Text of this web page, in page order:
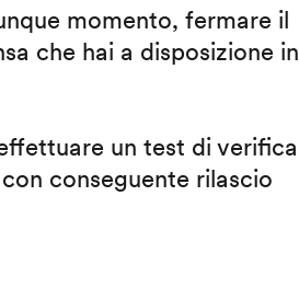
momento, fermare il
che hai a disposizione in
un test di verifica
conseguente rilascio